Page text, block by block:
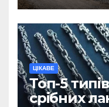
ЦІКАВЕ
Топ-5
срібних